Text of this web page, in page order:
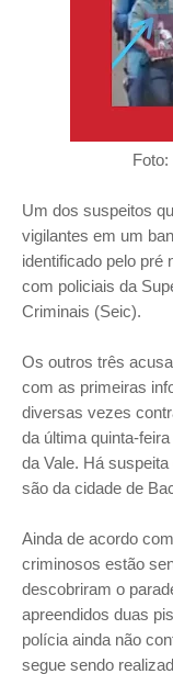
Um dos suspeitos
vigilantes em um
identificado pelo pré
com policiais da
Criminais (Seic).
Os outros três
com as primeiras
diversas vezes
da última quinta-
da Vale. Há
são da cidade de
Ainda de acordo
criminosos estão
descobriram o
apreendidos duas
polícia ainda não
segue sendo